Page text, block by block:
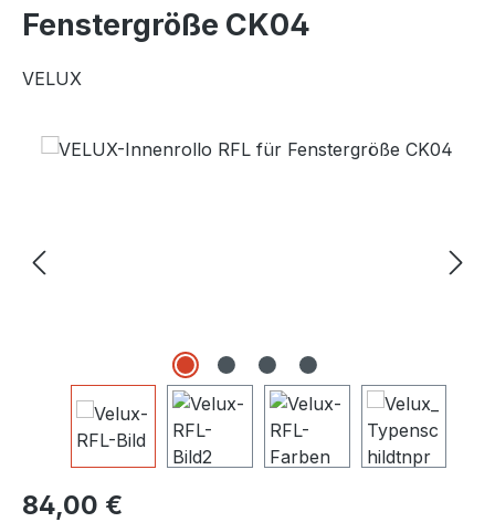
Fenstergröße CK04
VELUX
Bildergalerie überspringen
Regulärer Preis:
84,00 €